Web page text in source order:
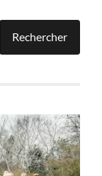
Rechercher